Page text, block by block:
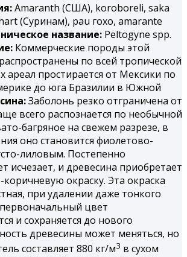
Amaranth (США), koroboreli, saka
(Суринам), раu гохо, amarantе
название: Peltogyne spp.
Коммерческие породы этой
по всей тропической
ареал простирается от Мексики по
до юга Бразилии в Южной
Заболонь резко отграничена от
всего распознается по необычной
багряное на свежем разрезе, в
оно становится фиолетово-
лиловым. Постепенно
исчезает, и древесина приобретает
окраску. Эта окраска
при удалении даже тонкого
цвет
и сохраняется до нового
древесины может меняться, но
составляет 880 кг/м3 в сухом